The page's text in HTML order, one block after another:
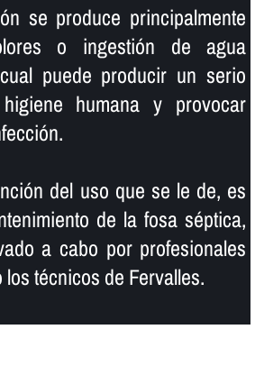
se produce principalmente
o ingestión de agua
puede producir un serio
humana y provocar
del uso que se le de, es
de la fosa séptica,
a cabo por profesionales
técnicos de Fervalles.